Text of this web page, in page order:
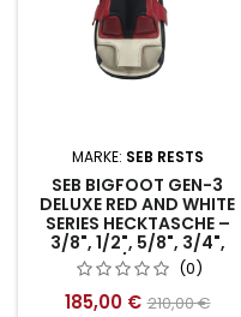
MARKE: SEB RESTS
SEB BIGFOOT GEN-3
DELUXE RED AND WHITE
SERIES HECKTASCHE –
3/8", 1/2", 5/8", 3/4",
7/8", 1" (0)
185,00 € 210,00 €